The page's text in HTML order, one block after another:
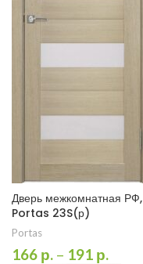
Дверь межкомнатная РФ,
Portas 23S(р)
Portas
166 р. – 191 р.